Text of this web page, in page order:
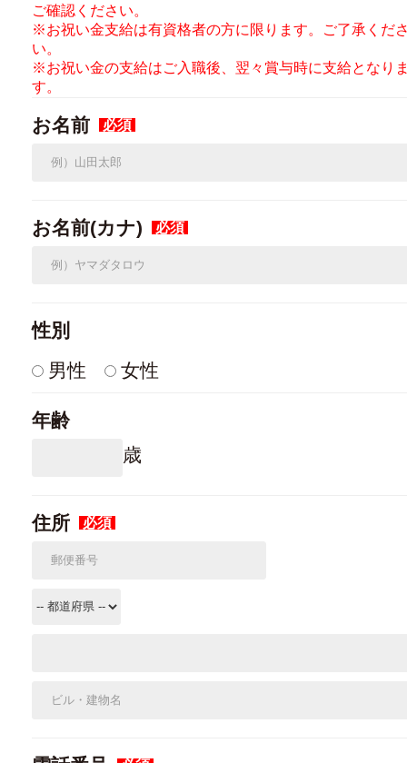
ご確認ください。
※お祝い金支給は有資格者の方に限ります。ご了承くだ
い。
※お祝い金の支給はご入職後、翌々賞与時に支給となり
す。
お名前 必須
お名前(カナ) 必須
性別
男性
女性
年齢
歳
住所 必須